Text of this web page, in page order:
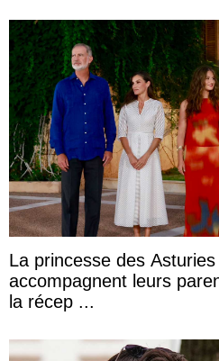
La princesse des Asturies
accompagnent leurs
la récep ...